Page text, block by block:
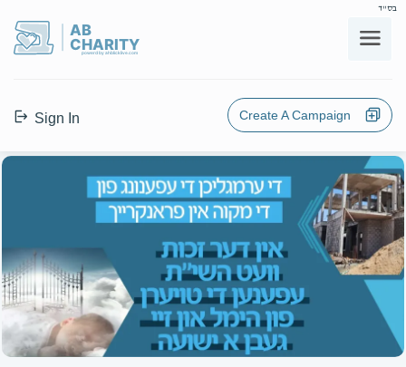
בס"ד
AB
CHARITY
powerd by ahblicklive.com
Sign In Create A Campaign